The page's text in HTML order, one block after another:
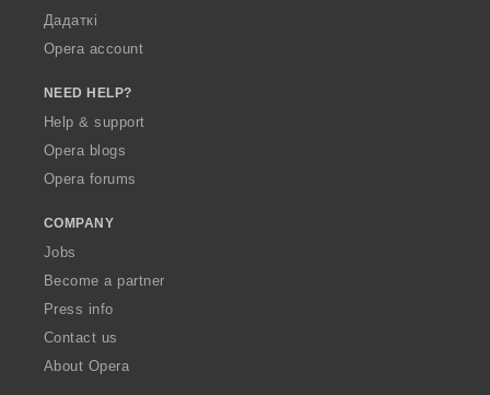
Дадаткі
Opera account
NEED HELP?
Help & support
Opera blogs
Opera forums
COMPANY
Jobs
Become a partner
Press info
Contact us
About Opera